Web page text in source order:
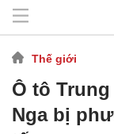
Thế giới
Ô tô
Nga bị